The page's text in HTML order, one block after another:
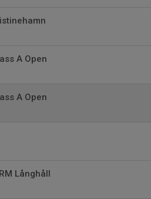
A Open
A Open
Långhåll